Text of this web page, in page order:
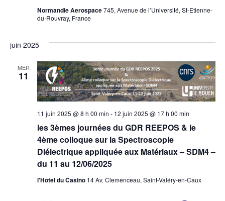
Normandie Aerospace745, Avenue de l’Université, St-Etienne-
du-Rouvray, France
juin 2025
MER
11
les 3èmes journées du GDR REEPOS & le
4ème colloque sur la Spectroscopie
Diélectrique appliquée aux Matériaux – SDM4 –
du 11 au 12/06/2025
11 juin 2025 @ 8 h 00 min - 12 juin 2025 @ 17 h 00 min
l'Hôtel du Casino 14 Av. Clemenceau, Saint-Valéry-en-Caux